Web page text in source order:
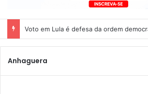
Voto em Lula é defesa da ordem
Anhaguera